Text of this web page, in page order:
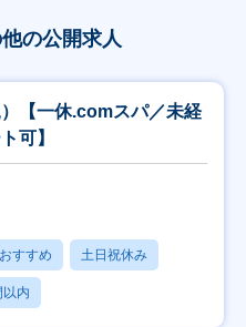
の公開求人
【一休.comスパ／未経
可】
すすめ 土日祝休み
以内